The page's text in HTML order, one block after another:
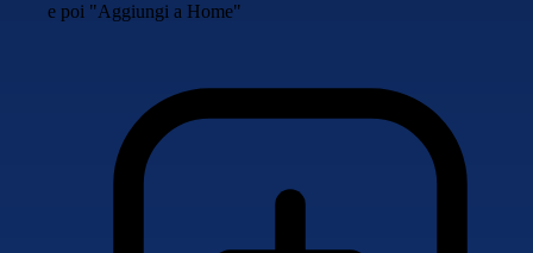
e poi "Aggiungi a Home"